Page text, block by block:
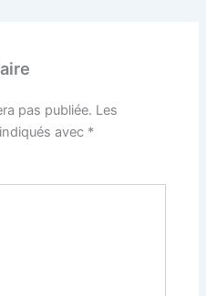
pas publiée. Les
avec *